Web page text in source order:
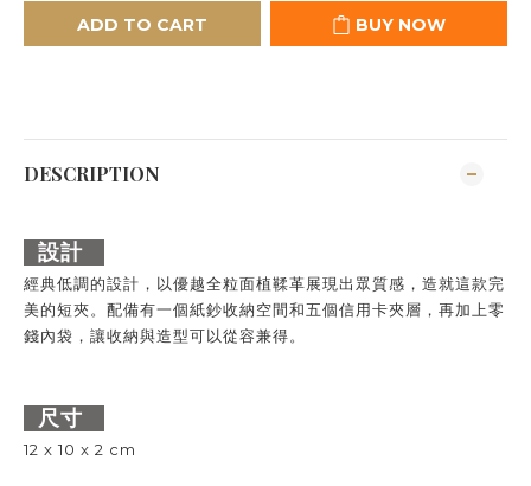
ADD TO CART BUY NOW
DESCRIPTION
設計
經典低調的設計，以優越全粒面植鞣革展現出眾質感，造就這款完
美的短夾。配備有一個紙鈔收納空間和五個信用卡夾層，再加上零
錢內袋，讓收納與造型可以從容兼得。
尺寸
12 x 10 x 2 cm